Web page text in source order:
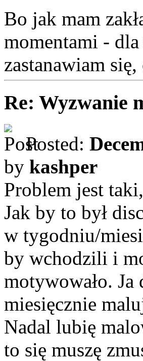
Bo jak mam
momentami -
zastanawiam
Re: Wyzwanie
Posted:
by kashper
Problem jest
Jak by to był
w tygodniu/
by wchodzili i
motywowało.
miesięcznie
Nadal lubię
to się muszę